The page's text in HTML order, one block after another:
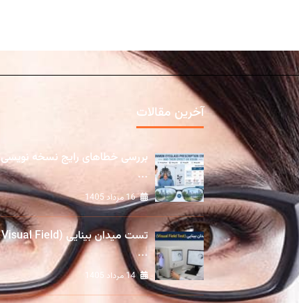
آخرین مقالات
بررسی خطاهای رایج نسخه نویسی
...
16 مرداد 1405
تست میدان بینایی (Visual Field
...
14 مرداد 1405